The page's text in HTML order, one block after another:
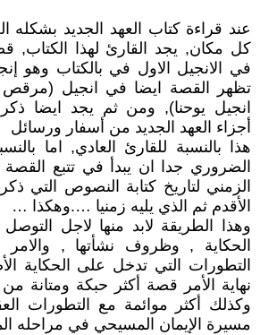
عند قراءة كتاب العهد الجديد بشكله
كل مكان, يجد القارئ لهذا الكتاب,
في الانجيل الاول في بالكتاب وهو
تظهر القصة ايضا في انجيل (مرقص
انجيل يوحنا), ومن ثم يجد ايضا
أجزاء العهد الجديد من أسفار ورسائل
هذا بالنسبة للقارئ العادي, اما
الضروري جدا ان يبدأ في تتبع
الزمني لتاريخ كتابة النصوص التي
الأقدم ثم الذي يليه زمنيا ….وهكذا …
وهذا الطريقة لابد منها لاجل
الحكاية , وظروف نشأتها ,
التطورات التي تدخل على الحكاية
نهاية الأمر قصة أكثر حبكة ومتانة من
وكذلك أكثر موائمة مع التطورات
مسيرة الإيمان المسيحي في مراحله